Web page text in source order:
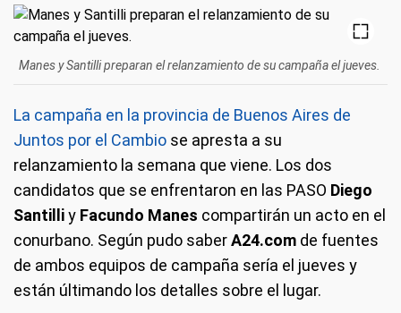
Manes y Santilli preparan el relanzamiento de su campaña el jueves.
La campaña en la provincia de Buenos Aires de
Juntos por el Cambio se apresta a su
relanzamiento la semana que viene. Los dos
candidatos que se enfrentaron en las PASO Diego
Santilliy Facundo Manes compartirán un acto en el
conurbano. Según pudo saberA24.com de fuentes
de ambos equipos de campaña sería el jueves y
están últimando los detalles sobre el lugar.